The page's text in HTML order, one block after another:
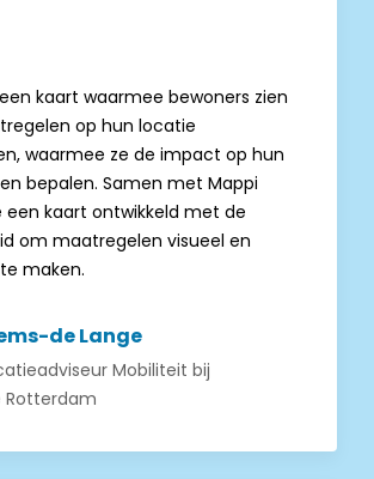
kaart waarmee bewoners zien
op hun locatie
waarmee ze de impact op hun
bepalen. Samen met Mappi
een kaart ontwikkeld met de
om maatregelen visueel en
maken.
de Lange
Mobiliteitbij